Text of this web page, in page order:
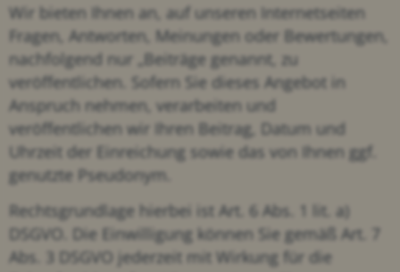
Wir bieten Ihnen an, auf unseren Internetseiten
Fragen, Antworten, Meinungen oder Bewertungen,
nachfolgend nur „Beiträge genannt, zu
veröffentlichen. Sofern Sie dieses Angebot in
Anspruch nehmen, verarbeiten und
veröffentlichen wir Ihren Beitrag, Datum und
Uhrzeit der Einreichung sowie das von Ihnen ggf.
genutzte Pseudonym.
Rechtsgrundlage hierbei ist Art. 6 Abs. 1 lit. a)
DSGVO. Die Einwilligung können Sie gemäß Art. 7
Abs. 3 DSGVO jederzeit mit Wirkung für die